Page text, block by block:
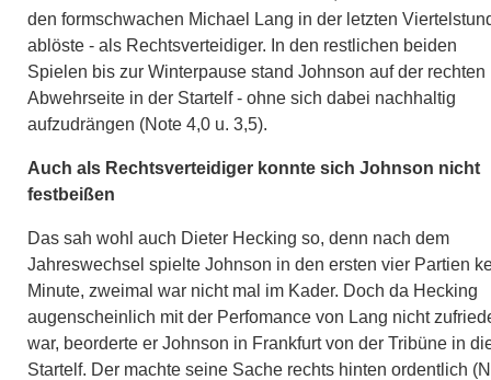
den formschwachen Michael Lang in der letzten
ablöste - als Rechtsverteidiger. In den restlichen beiden
Spielen bis zur Winterpause stand Johnson auf der rechten
Abwehrseite in der Startelf - ohne sich dabei nachhaltig
aufzudrängen (Note 4,0 u. 3,5).
Auch als Rechtsverteidiger konnte sich Johnson nicht
festbeißen
Das sah wohl auch Dieter Hecking so, denn nach dem
Jahreswechsel spielte Johnson in den ersten vier Partien
Minute, zweimal war nicht mal im Kader. Doch da Hecking
augenscheinlich mit der Perfomance von Lang nicht
war, beorderte er Johnson in Frankfurt von der Tribüne in
Startelf. Der machte seine Sache rechts hinten ordentlich